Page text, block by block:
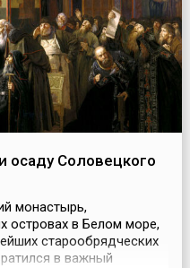
осаду Соловецкого
монастырь,
островах в Белом море,
старообрядческих
в важный